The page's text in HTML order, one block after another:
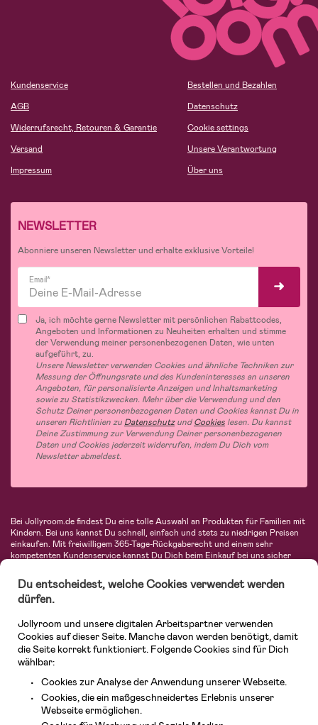
Kundenservice
AGB
Widerrufsrecht, Retouren & Garantie
Versand
Impressum
Bestellen und Bezahlen
Datenschutz
Cookie settings
Unsere Verantwortung
Über uns
NEWSLETTER
Abonniere unseren Newsletter und erhalte exklusive Vorteile!
Email*
Ja, ich möchte gerne Newsletter mit persönlichen Rabattcodes,
Angeboten und Informationen zu Neuheiten erhalten und stimme
der Verwendung meiner personenbezogenen Daten, wie unten
aufgeführt, zu.
Unsere Newsletter verwenden Cookies und ähnliche Techniken zur
Messung der Öffnungsrate und des Kundeninteresses an unseren
Angeboten, für personalisierte Anzeigen und Inhaltsmarketing
sowie zu Statistikzwecken. Mehr über die Verwendung und den
Schutz Deiner personenbezogenen Daten und Cookies kannst Du in
unseren Richtlinien zu DatenschutzundCookies lesen. Du kannst
Deine Zustimmung zur Verwendung Deiner personenbezogenen
Daten und Cookies jederzeit widerrufen, indem Du Dich vom
Newsletter abmeldest.
Bei Jollyroom.de findest Du eine tolle Auswahl an Produkten für Familien mit
Kindern. Bei uns kannst Du schnell, einfach und stets zu niedrigen Preisen
einkaufen. Mit freiwilligem 365-Tage-Rückgaberecht und einem sehr
kompetenten Kundenservice kannst Du Dich beim Einkauf bei uns sicher
Autositze, Kinder- und Babymode, Produkte für Mütter und eine Menge
fantastischer Einrichtungsgegenstände, Spielsachen, Babyprodukte und
vieles mehr. Wir haben Produkte von bekannten Herstellern wie Britax, Maxi-
Avent, Jack Wolfskin, Cybex, LEGO und vielen mehr. Schau Dich um in
unserer vielfältigen Online-Boutique für Kinder & Babys. Willkommen!
Du entscheidest, welche Cookies verwendet werden
dürfen.
Jollyroom und unsere digitalen Arbeitspartner verwenden
Cookies auf dieser Seite. Manche davon werden benötigt, damit
die Seite korrekt funktioniert. Folgende Cookies sind für Dich
wählbar:
Cookies zur Analyse der Anwendung unserer Webseite.
Cookies, die ein maßgeschneidertes Erlebnis unserer
Webseite ermöglichen.